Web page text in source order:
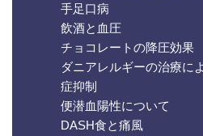
手足口病
飲酒と血圧
チョコレートの降圧効果
ダニアレルギーの治療に
症抑制
便潜血陽性について
DASH食と痛風